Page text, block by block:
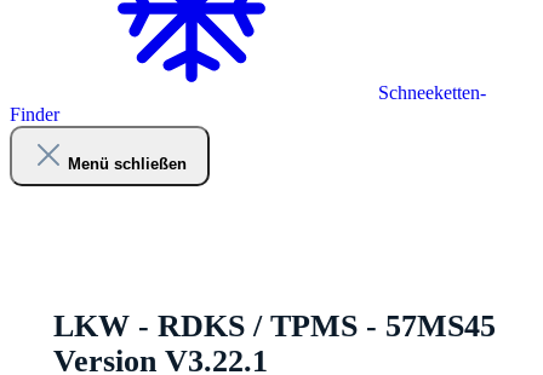
Schneeketten-
Finder
Menü schließen
LKW - RDKS / TPMS - 57MS45
Version V3.22.1